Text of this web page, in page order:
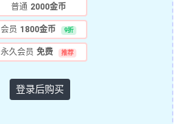
普通 2000金币
会员 1800金币 9折
永久会员 免费 推荐
登录后购买